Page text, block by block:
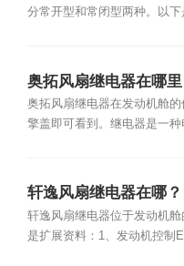
分常开型和常闭型两种。以下
奥拓风扇继电器在哪里
奥拓风扇继电器在发动机舱的
擎盖即可看到。继电器是一种
轩逸风扇继电器在哪？
轩逸风扇继电器位于发动机
是扩展资料：1、发动机控制